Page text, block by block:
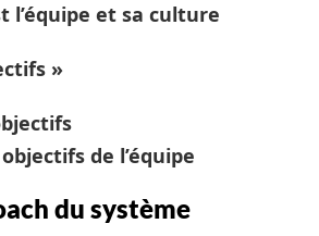
l’équipe et sa culture
»
de l’équipe
du système